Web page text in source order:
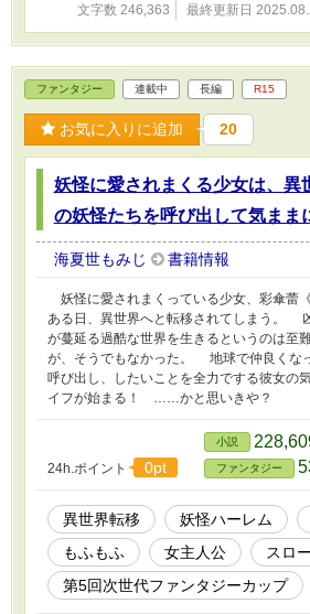
文字数 246,363 最終更新日
ファンタジー 連載中 長編 R15
お気に入りに追加 20
妖怪に愛されまくる少女は、異
の妖怪たちを呼び出して気まま
海夏世もみじ 書籍情報
妖怪に愛されまくっている少女、彩傘蕾
ある日、異世界へと転移されてしまう。
が蔓延る過酷な世界を生きるというのは
が、そうでもなかった。 地球で仲良くな
呼び出し、したいことを全力でする彼女の
イフが始まる！ ……かと思いきや？
24h.ポイント 0pt
小説
ファンタジー
異世界転移 妖怪ハーレム
もふもふ
女主人公
スロ
第5回次世代ファンタジーカップ